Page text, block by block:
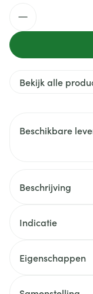
Bekijk alle
Beschikbare
Beschrijving
Indicatie
Eigenschappen